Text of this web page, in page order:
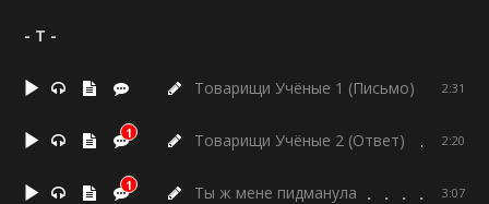
- Т -
Товарищи Учёные 1 (Письмо) 2:31
1 Товарищи Учёные 2 (Ответ) 2:20
1 Ты ж мене пидманула 3:07